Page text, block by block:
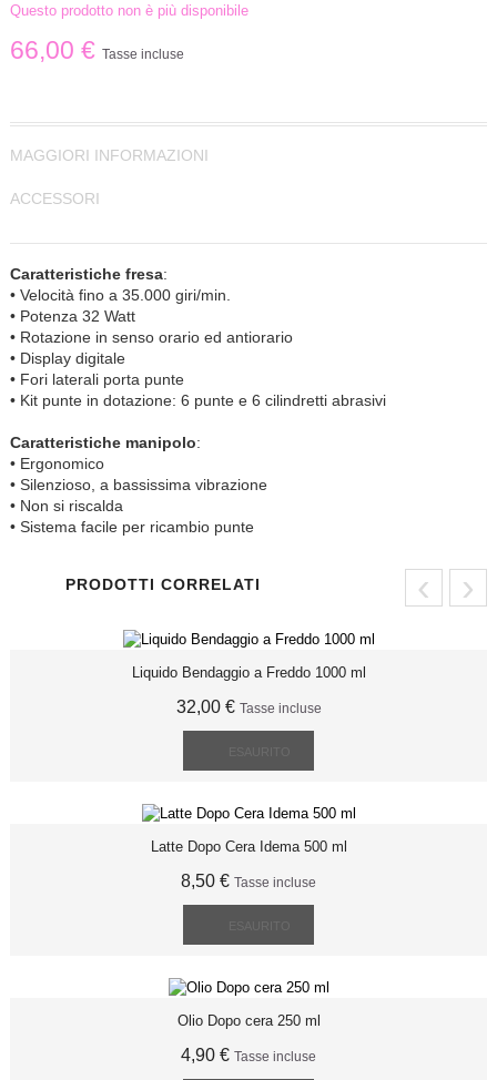
Questo prodotto non è più disponibile
66,00 € Tasse incluse
MAGGIORI INFORMAZIONI
ACCESSORI
Caratteristiche fresa:
• Velocità fino a 35.000 giri/min.
• Potenza 32 Watt
• Rotazione in senso orario ed antiorario
• Display digitale
• Fori laterali porta punte
• Kit punte in dotazione: 6 punte e 6 cilindretti abrasivi
Caratteristiche manipolo:
• Ergonomico
• Silenzioso, a bassissima vibrazione
• Non si riscalda
• Sistema facile per ricambio punte
PRODOTTI CORRELATI ‹ ›
Liquido Bendaggio a Freddo 1000 ml
32,00 € Tasse incluse
Latte Dopo Cera Idema 500 ml
8,50 € Tasse incluse
Olio Dopo cera 250 ml
4,90 € Tasse incluse